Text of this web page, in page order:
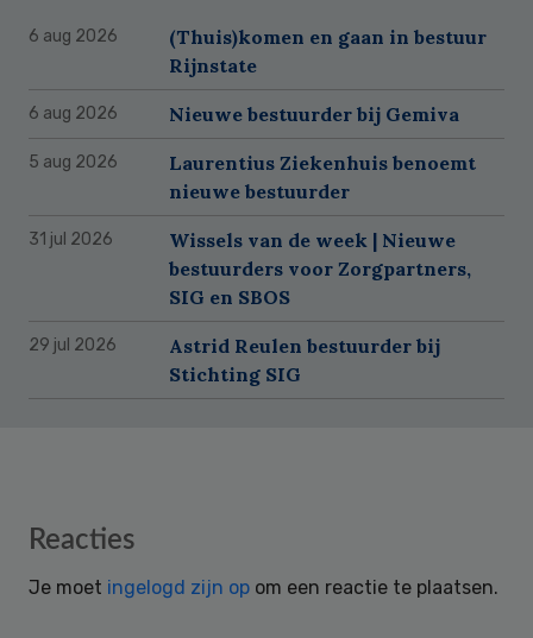
6 aug 2026
(Thuis)komen en gaan in bestuur
Rijnstate
6 aug 2026 Nieuwe bestuurder bij Gemiva
5 aug 2026
Laurentius Ziekenhuis benoemt
nieuwe bestuurder
31 jul 2026
Wissels van de week | Nieuwe
bestuurders voor Zorgpartners,
SIG en SBOS
29 jul 2026
Astrid Reulen bestuurder bij
Stichting SIG
Reader
Reacties
Je moet ingelogd zijn op om een reactie te plaatsen.